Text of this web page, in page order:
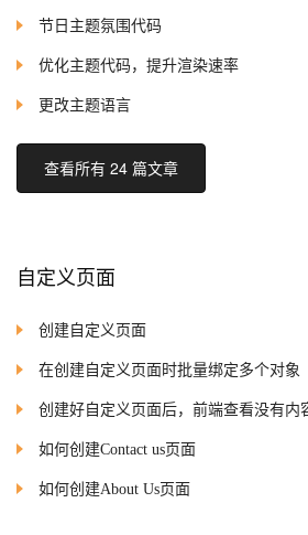
节日主题氛围代码
优化主题代码，提升渲染速率
更改主题语言
查看所有 24 篇文章
自定义页面
创建自定义页面
在创建自定义页面时批量绑定多个对象
创建好自定义页面后，前端查看没有内
如何创建Contact us页面
如何创建About Us页面